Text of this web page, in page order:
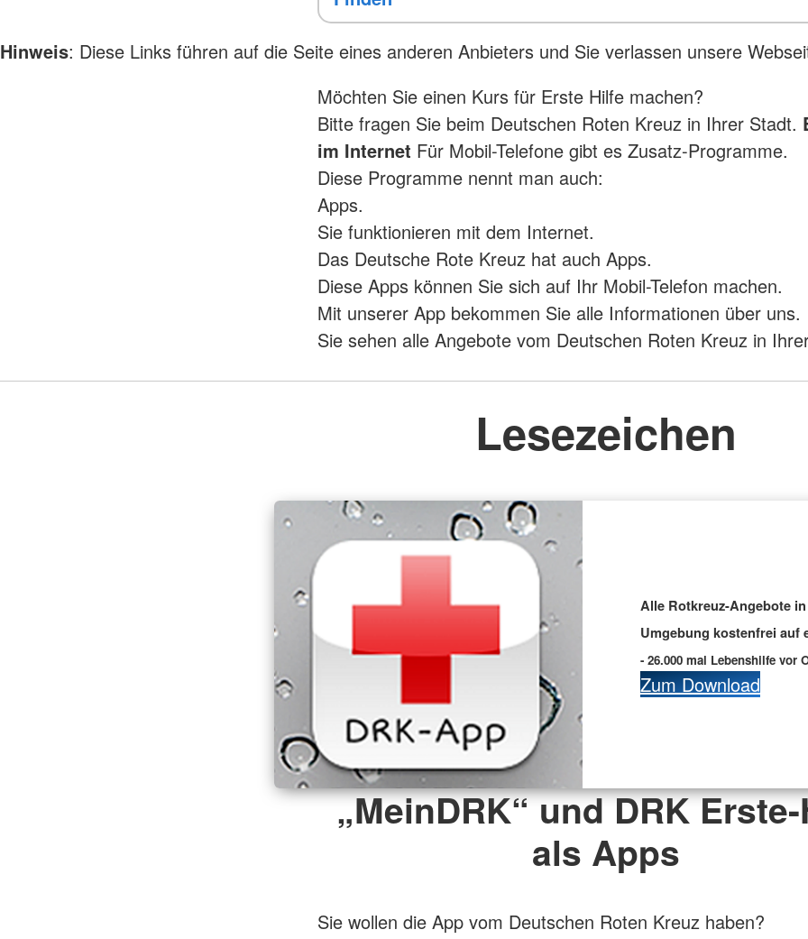
Hinweis: Diese Links führen auf die Seite eines anderen Anbieters und Sie verlassen unsere
Möchten Sie einen Kurs für Erste Hilfe machen?
Bitte fragen Sie beim Deutschen Roten Kreuz in Ihrer Stadt.
im Internet Für Mobil-Telefone gibt es Zusatz-Programme.
Diese Programme nennt man auch:
Apps.
Sie funktionieren mit dem Internet.
Das Deutsche Rote Kreuz hat auch Apps.
Diese Apps können Sie sich auf Ihr Mobil-Telefon machen.
Mit unserer App bekommen Sie alle Informationen über uns.
Sie sehen alle Angebote vom Deutschen Roten Kreuz in
Lesezeichen
Alle Rotkreuz-Angebote
Umgebung kostenfrei auf
- 26.000 mal Lebenshilfe vor
Zum Download
„MeinDRK“ und DRK
als Apps
Sie wollen die App vom Deutschen Roten Kreuz haben?